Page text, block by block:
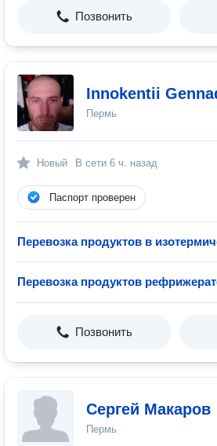
Позвонить
Innokentii
Пермь
Новый В сети 6 ч. назад
Паспорт проверен
Перевозка продуктов в
Перевозка продуктов
Позвонить
Сергей Макаров
Пермь